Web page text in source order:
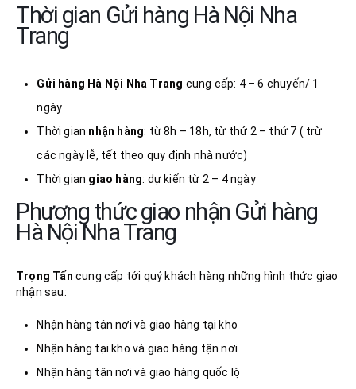
Thời gian Gửi hàng Hà Nội Nha
Trang
Gửi hàng Hà Nội Nha Trang cung cấp: 4 – 6 chuyến/ 1
ngày
Thời gian nhận hàng: từ 8h – 18h, từ thứ 2 – thứ 7 ( trừ
các ngày lễ, tết theo quy định nhà nước)
Thời gian giao hàng: dự kiến từ 2 – 4 ngày
Phương thức giao nhận Gửi hàng
Hà Nội Nha Trang
Trọng Tấn cung cấp tới quý khách hàng những hình thức giao
nhận sau:
Nhận hàng tận nơi và giao hàng tại kho
Nhận hàng tại kho và giao hàng tận nơi
Nhận hàng tận nơi và giao hàng quốc lộ